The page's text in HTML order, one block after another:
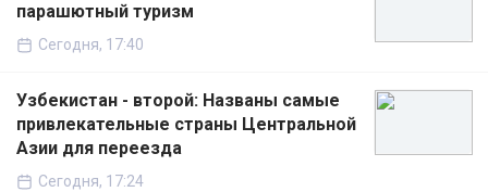
парашютный туризм
Сегодня, 17:40
Узбекистан - второй: Названы самые
привлекательные страны Центральной
Азии для переезда
Сегодня, 17:24